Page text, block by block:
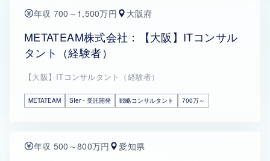
年収 700～1,500万円 大阪府
METATEAM株式会社：【大阪】ITコンサル
タント（経験者）
【大阪】ITコンサルタント（経験者）
METATEAM SIer・受託開発 戦略コンサルタント 700万～
年収 500～800万円 愛知県